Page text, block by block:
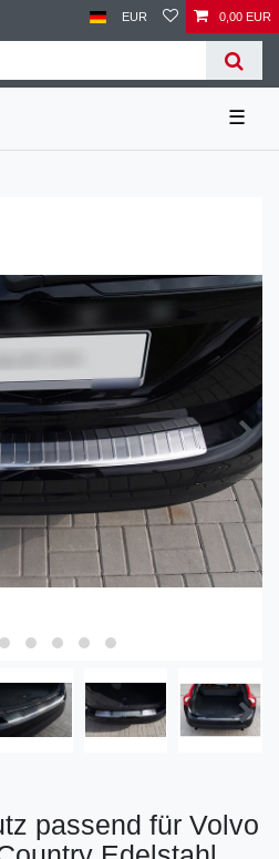
EUR 0,00 EUR
☰
passend für Volvo